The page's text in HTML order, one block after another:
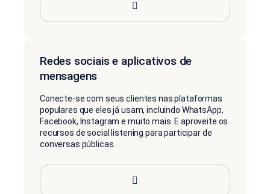
Redes sociais e aplicativos de
mensagens
Conecte-se com seus clientes nas plataformas
populares que eles já usam, incluindo WhatsApp,
Facebook, Instagram e muito mais. E aproveite os
recursos de social listening para participar de
conversas públicas.